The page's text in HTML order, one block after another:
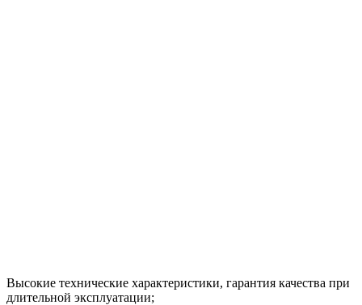
Высокие технические характеристики, гарантия качества при
длительной эксплуатации;